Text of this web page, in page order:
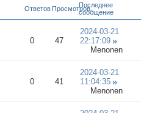
Ответов ПросмотровПоследнее
сообщение
0 47
2024-03-21
22:17:09
Menonen
0 41
2024-03-21
11:04:35
Menonen